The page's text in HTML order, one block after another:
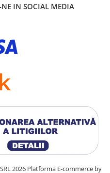
NE IN SOCIAL MEDIA
2026 Platforma E-commerce by